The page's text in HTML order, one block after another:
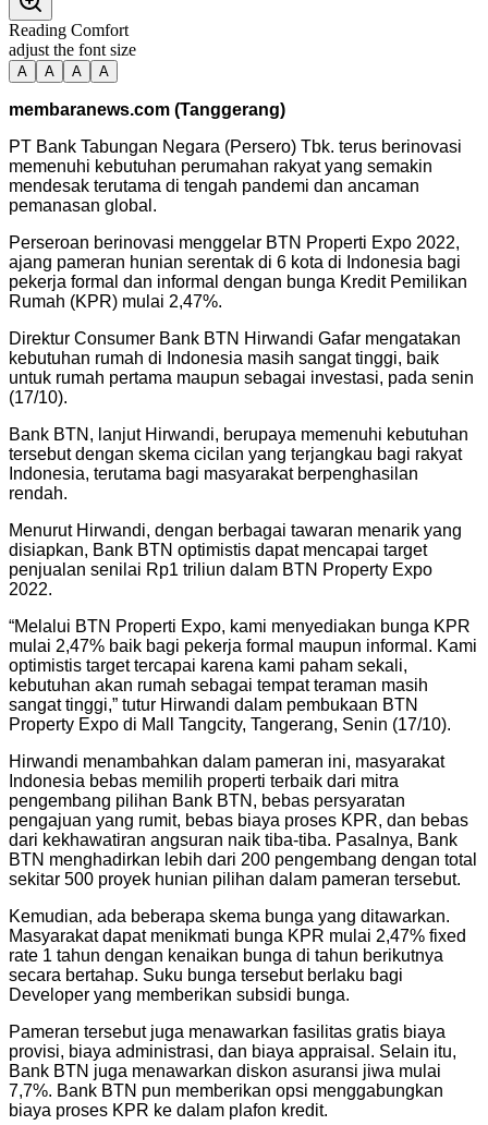
Reading Comfort
adjust the font size
A A A A
membaranews.com (Tanggerang)
PT Bank Tabungan Negara (Persero) Tbk. terus berinovasi
memenuhi kebutuhan perumahan rakyat yang semakin
mendesak terutama di tengah pandemi dan ancaman
pemanasan global.
Perseroan berinovasi menggelar BTN Properti Expo 2022,
ajang pameran hunian serentak di 6 kota di Indonesia bagi
pekerja formal dan informal dengan bunga Kredit Pemilikan
Rumah (KPR) mulai 2,47%.
Direktur Consumer Bank BTN Hirwandi Gafar mengatakan
kebutuhan rumah di Indonesia masih sangat tinggi, baik
untuk rumah pertama maupun sebagai investasi, pada senin
(17/10).
Bank BTN, lanjut Hirwandi, berupaya memenuhi kebutuhan
tersebut dengan skema cicilan yang terjangkau bagi rakyat
Indonesia, terutama bagi masyarakat berpenghasilan
rendah.
Menurut Hirwandi, dengan berbagai tawaran menarik yang
disiapkan, Bank BTN optimistis dapat mencapai target
penjualan senilai Rp1 triliun dalam BTN Property Expo
2022.
“Melalui BTN Properti Expo, kami menyediakan bunga KPR
mulai 2,47% baik bagi pekerja formal maupun informal. Kami
optimistis target tercapai karena kami paham sekali,
kebutuhan akan rumah sebagai tempat teraman masih
sangat tinggi,” tutur Hirwandi dalam pembukaan BTN
Property Expo di Mall Tangcity, Tangerang, Senin (17/10).
Hirwandi menambahkan dalam pameran ini, masyarakat
Indonesia bebas memilih properti terbaik dari mitra
pengembang pilihan Bank BTN, bebas persyaratan
pengajuan yang rumit, bebas biaya proses KPR, dan bebas
dari kekhawatiran angsuran naik tiba-tiba. Pasalnya, Bank
BTN menghadirkan lebih dari 200 pengembang dengan total
sekitar 500 proyek hunian pilihan dalam pameran tersebut.
Kemudian, ada beberapa skema bunga yang ditawarkan.
Masyarakat dapat menikmati bunga KPR mulai 2,47% fixed
rate 1 tahun dengan kenaikan bunga di tahun berikutnya
secara bertahap. Suku bunga tersebut berlaku bagi
Developer yang memberikan subsidi bunga.
Pameran tersebut juga menawarkan fasilitas gratis biaya
provisi, biaya administrasi, dan biaya appraisal. Selain itu,
Bank BTN juga menawarkan diskon asuransi jiwa mulai
7,7%. Bank BTN pun memberikan opsi menggabungkan
biaya proses KPR ke dalam plafon kredit.